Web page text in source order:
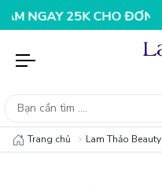
CHO ĐƠN HÀNG 199K
Trang chủ Lam Thảo Beauty